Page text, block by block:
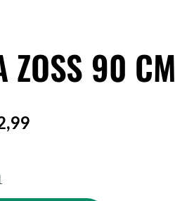
ZOSS 90 CM